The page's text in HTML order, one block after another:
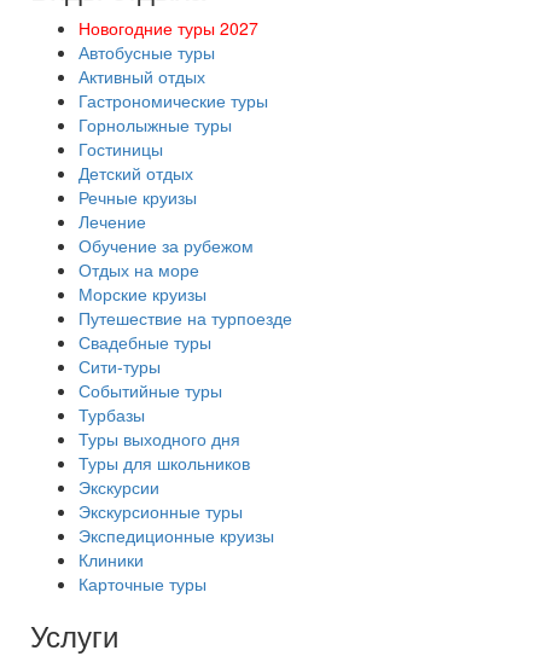
Новогодние туры 2027
Автобусные туры
Активный отдых
Гастрономические туры
Горнолыжные туры
Гостиницы
Детский отдых
Речные круизы
Лечение
Обучение за рубежом
Отдых на море
Морские круизы
Путешествие на турпоезде
Свадебные туры
Сити-туры
Событийные туры
Турбазы
Туры выходного дня
Туры для школьников
Экскурсии
Экскурсионные туры
Экспедиционные круизы
Клиники
Карточные туры
Услуги